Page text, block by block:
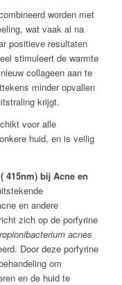
worden met
wat vaak al na
positieve resultaten
stimuleert de warmte
collageen aan te
minder opvallen
krijgt.
voor alle
huid, en is veilig
415nm) bij Acne en
en andere
zich op de porfyrine
acnes
Door deze porfyrine
om
en de huid te